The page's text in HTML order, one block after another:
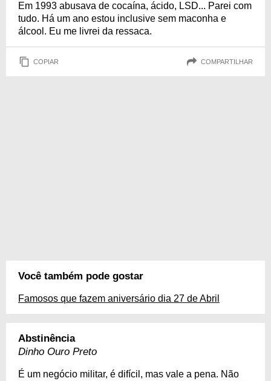
Em 1993 abusava de cocaína, ácido, LSD... Parei com
tudo. Há um ano estou inclusive sem maconha e
álcool. Eu me livrei da ressaca.
COPIAR COMPARTILHAR
Você também pode gostar
Famosos que fazem aniversário dia 27 de Abril
Abstinência
Dinho Ouro Preto
É um negócio militar, é difícil, mas vale a pena. Não